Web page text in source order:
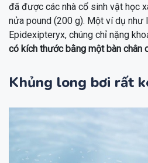
đã được các nhà cổ sinh vật học
nửa pound (200 g). Một ví dụ như
Epidexipteryx, chúng chỉ nặng
có kích thước bằng một bàn chân
Khủng long bơi rất